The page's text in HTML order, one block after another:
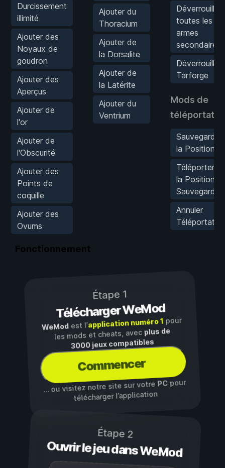
Durcissement
illimité
Ajouter des
Noyaux de
goudron
Ajouter des
Aperçus
Ajouter de
l'or
Ajouter de
l'Obscurité
Ajouter des
Points de
coquille
Ajouter des
Ovums
Ajouter du
Thoracium
Ajouter de
la Dorsalite
Ajouter de
la Latérite
Ajouter du
Ventrium
Déverrouiller
toutes les
armes
secondaires
Déverrouiller
Tarforge
Mods de
Sauvegarder
la Position
Téléporter à
la Position
Sauvegardée
Annuler
Fonctionnement
Étape 1
Télécharger WeMod
WeModest l’application numéro 1pour
les mods et cheats, avec plus de
3000 jeux compatibles
Commencer
… ou visitez notre site sur votre PCpour
télécharger l’application
Étape 2
Ouvrir le jeu dans WeMod